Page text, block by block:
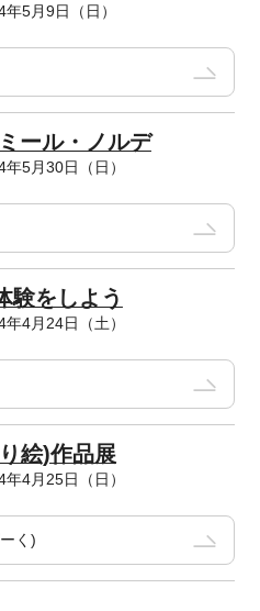
5月9日（日）
ール・ノルデ
5月30日（日）
験をしよう
4月24日（土）
絵)作品展
4月25日（日）
く)